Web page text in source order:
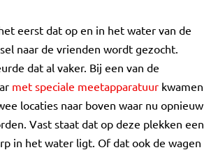
eerst dat op en in het water van de
naar de vrienden wordt gezocht.
dat al vaker. Bij een van de
met speciale meetapparatuur kwamen
locaties naar boven waar nu opnieuw
Vast staat dat op deze plekken een
in het water ligt. Of dat ook de wagen